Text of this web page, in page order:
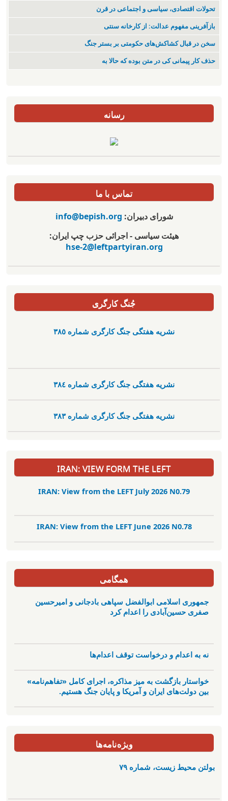
تحولات اقتصادی، سیاسی و اجتماعی در قرن
بازآفرینی مفهوم عدالت: از کارخانه سنتی
سخن در قبال کشاکش‌های حکومتی بر بستر جنگ
حذف کار پیمانی کی در متن بودە کە حالا بە
رسانه
تماس با ما
شورای دبیران:info@bepish.org
هیئت سیاسی - اجرائی حزب چپ ایران:
hse-2@leftpartyiran.org
جُنگ کارگری
نشریە هفتگی جنگ کارگری شمارە ٣٨٥
نشریە هفتگی جنگ کارگری شمارە ٣٨٤
نشریە هفتگی جنگ کارگری شمارە ٣٨٣
IRAN: VIEW FORM THE LEFT
IRAN: View from the LEFT July 2026 N0.79
IRAN: View from the LEFT June 2026 N0.78
همگامی
جمهوری اسلامی ابوالفضل سپاهی بادجانی و امیرحسین
صفری حسین‌آبادی را اعدام کرد
نه به اعدام و درخواست توقف اعدام‌ها
خواستار بازگشت به میز مذاکره، اجرای کامل «تفاهم‌نامه»
بین دولت‌های ایران و آمریکا و پایان جنگ هستیم.
ویژه‌نامه‌ها
بولتن محیط زیست، شماره ۷۹